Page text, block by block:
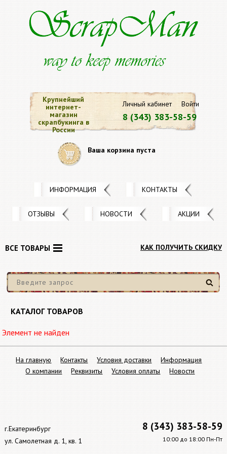
Личный кабинет Войти
8 (343) 383-58-59
Крупнейший
интернет-
магазин
скрапбукинга в
России
Ваша корзина пуста
ИНФОРМАЦИЯ КОНТАКТЫ
ОТЗЫВЫ НОВОСТИ АКЦИИ
КАК ПОЛУЧИТЬ СКИДКУ
Найти
ВСЕ ТОВАРЫ
КАТАЛОГ ТОВАРОВ
Элемент не найден
8 (343) 383-58-59
10:00 до 18:00 Пн-Пт
г.Екатеринбург
ул. Самолетная д. 1, кв. 1
На главную Контакты Условия доставки
Информация
О компании
Реквизиты Условия оплаты Новости